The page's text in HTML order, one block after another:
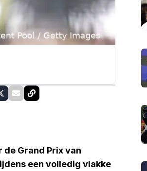
Grand Prix van
een volledig vlakke